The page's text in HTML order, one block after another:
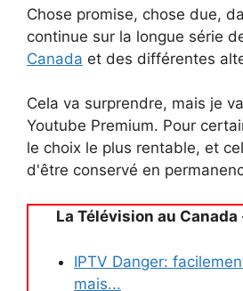
Chose promise, chose due,
continue sur la longue série
Canada et des différentes
Cela va surprendre, mais je
Youtube Premium. Pour
le choix le plus rentable, et
d'être conservé en
La Télévision au
IPTV Danger:
mais...